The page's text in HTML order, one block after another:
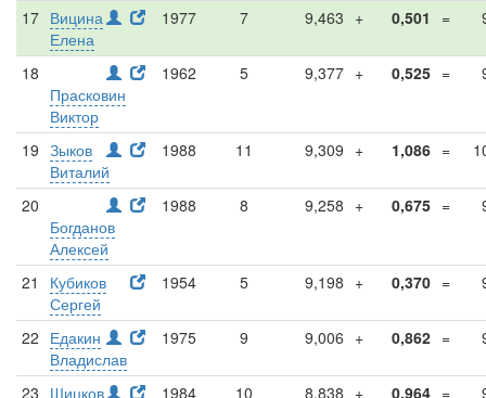
17 Вицина
Елена
1977 7 9,463 + 0,501 =
18
Прасковин
Виктор
1962 5 9,377 + 0,525 =
19 Зыков
Виталий
1988 11 9,309 + 1,086 =
20
Богданов
Алексей
1988 8 9,258 + 0,675 =
21
Кубиков
Сергей
1954 5 9,198 + 0,370 =
22 Едакин
Владислав
1975 9 9,006 + 0,862 =
23 Шицков 1984 10 8,838 + 0,964 =